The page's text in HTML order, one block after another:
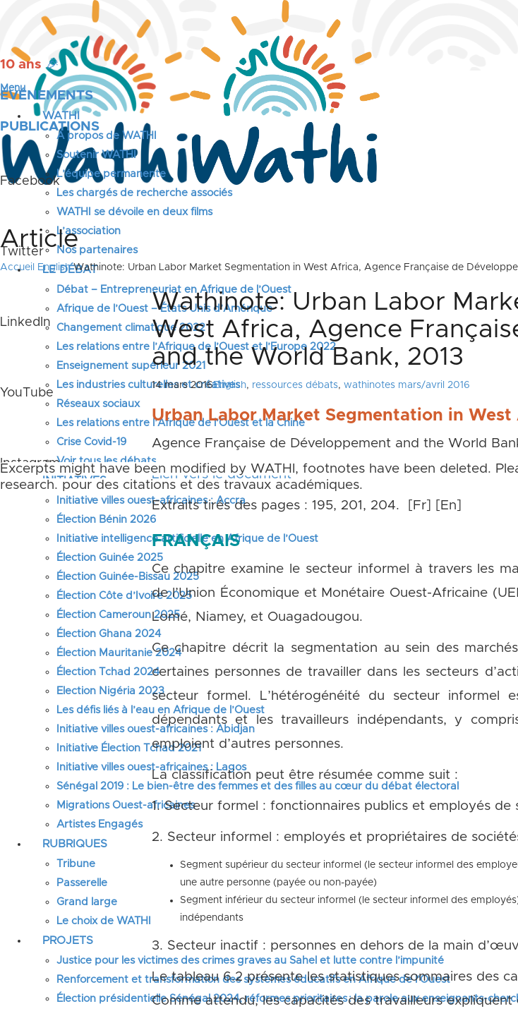
10 ans 🎉
ÉVÉNEMENTS
PUBLICATIONS
Facebook
Twitter
LinkedIn
YouTube
Instagram
Menu
WATHI
A propos de WATHI
Soutenir WATHI
L’équipe permanente
Les chargés de recherche associés
WATHI se dévoile en deux films
L’association
Nos partenaires
LE DÉBAT
Débat – Entrepreneuriat en Afrique de l’Ouest
Afrique de l’Ouest – États Unis d’Amérique
Changement climatique 2022
Les relations entre l’Afrique de l’Ouest et l’Europe 2022
Enseignement supérieur 2021
Les industries culturelles et créatives
Réseaux sociaux
Les relations entre l’Afrique de l’Ouest et la Chine
Crise Covid-19
Voir tous les débats
INITIATIVES
Initiative villes ouest-africaines : Accra
Élection Bénin 2026
Initiative intelligence artificielle en Afrique de l’Ouest
Élection Guinée 2025
Élection Guinée-Bissau 2025
Élection Côte d’Ivoire 2025
Élection Cameroun 2025
Élection Ghana 2024
Élection Mauritanie 2024
Élection Tchad 2024
Election Nigéria 2023
Les défis liés à l’eau en Afrique de l’Ouest
Initiative villes ouest-africaines : Abidjan
Initiative Élection Tchad 2021
Initiative villes ouest-africaines : Lagos
Sénégal 2019 : Le bien-être des femmes et des filles au cœur du débat électoral
Migrations Ouest-africaines
Artistes Engagés
RUBRIQUES
Tribune
Passerelle
Grand large
Le choix de WATHI
PROJETS
Justice pour les victimes des crimes graves au Sahel et lutte contre l’impunité
Renforcement et transformation des systèmes éducatifs en Afrique de l’Ouest
Élection présidentielle Sénégal 2024, réformes prioritaires : la parole aux enseignants-
Article
Accueil English Wathinote: Urban Labor Market Segmentation in West Africa, Agence Française de
Wathinote: Urban Labor
West Africa, Agence
and the World Bank, 2013
14 mars 2016English, ressources débats, wathinotes mars/avril 2016
Urban Labor Market Segmentation in West
Agence Française de Développement and the World
Lien vers le document
Extraits tirés des pages : 195, 201, 204. [Fr] [En]
FRANÇAIS
Ce chapitre examine le secteur informel à travers les
de l’Union Économique et Monétaire Ouest-Africaine
Lomé, Niamey, et Ouagadougou.
Ce chapitre décrit la segmentation au sein des
certaines personnes de travailler dans les secteurs
secteur formel. L’hétérogénéité du secteur informel
dépendants et les travailleurs indépendants, y
emploient d’autres personnes.
La classification peut être résumée comme suit :
1. Secteur formel : fonctionnaires publics et employés de
2. Secteur informel : employés et propriétaires de
Segment supérieur du secteur informel (le secteur informel des
une autre personne (payée ou non-payée)
Segment inférieur du secteur informel (le secteur informel des
indépendants
3. Secteur inactif : personnes en dehors de la main
Le tableau 6.2 présente les statistiques sommaires des
Comme attendu, les capacités des travailleurs
Ces extraits ont pu être modifiés par WATHI. Les notes de bas et de fin de
originaux pour des citations et des travaux académiques.
Excerpts might have been modified by WATHI, footnotes have been deleted.
research.